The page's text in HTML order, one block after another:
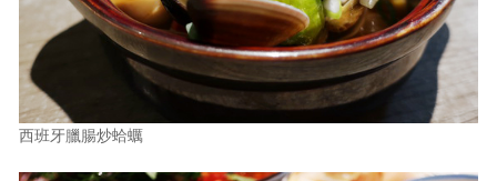
西班牙臘腸炒蛤蠣